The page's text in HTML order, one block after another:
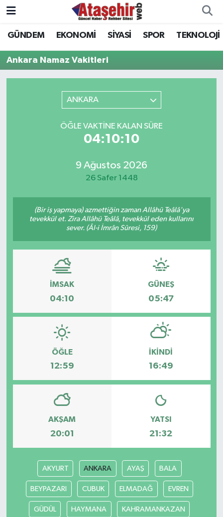
GÜNDEM EKONOMİ SİYASİ SPOR TEKNOLOJİ
Ankara Namaz Vakitleri
ANKARA
ÖĞLE VAKTINE KALAN SÜRE
04:10:10
9 Ağustos 2026
26 Safer 1448
(Bir iş yapmaya) azmettiğin zaman Allâhü Teâlâ'ya
tevekkül et. Zira Allâhü Teâlâ, tevekkül eden kullarını
sever. (Âl-i İmrân Sûresi, 159)
İMSAK
04:10
GÜNEŞ
05:47
ÖĞLE
12:59
İKINDI
16:49
AKŞAM
20:01
YATSI
21:32
AKYURT ANKARA AYAŞ BALA
BEYPAZARI CUBUK ELMADAĞ EVREN
GÜDÜL HAYMANA KAHRAMANKAZAN
Hava Durumu
Trafik Durumu
Son Dakika Haberleri